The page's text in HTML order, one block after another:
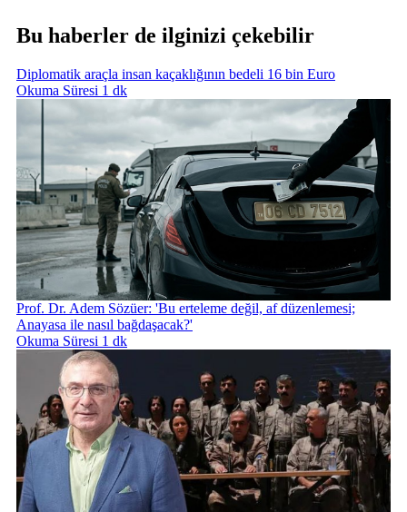
Bu haberler de ilginizi çekebilir
Diplomatik araçla insan kaçaklığının bedeli 16 bin Euro
Okuma Süresi 1 dk
Prof. Dr. Adem Sözüer: 'Bu erteleme değil, af düzenlemesi;
Anayasa ile nasıl bağdaşacak?'
Okuma Süresi 1 dk